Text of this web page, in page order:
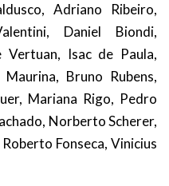
Adriano Ribeiro,
Daniel Biondi,
Vertuan, Isac de Paula,
Bruno Rubens,
Mariana Rigo, Pedro
Norberto Scherer,
Fonseca, Vinicius